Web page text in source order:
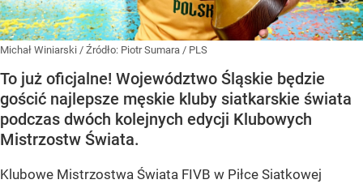
Michał Winiarski / Źródło: Piotr Sumara / PLS
To już oficjalne! Województwo Śląskie będzie
gościć najlepsze męskie kluby siatkarskie świata
podczas dwóch kolejnych edycji Klubowych
Mistrzostw Świata.
Klubowe Mistrzostwa Świata FIVB w Piłce Siatkowej